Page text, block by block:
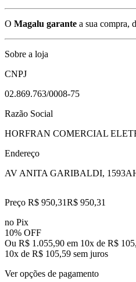
O Magalu garante a sua compra,
Sobre a loja
CNPJ
02.869.763/0008-75
Razão Social
HORFRAN COMERCIAL
Endereço
AV ANITA GARIBALDI, 1593
Preço R$ 950,31R$ 950,31
no Pix
10% OFF
Ou R$ 1.055,90 em 10x de R$
10x de R$ 105,59 sem juros
Ver opções de pagamento